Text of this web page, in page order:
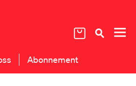
Abonnement